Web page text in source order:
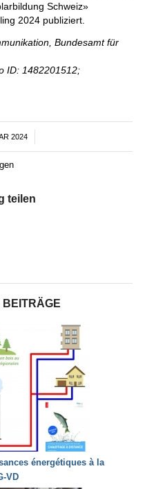
Schweiz»
2024 publiziert.
Bundesamt für
ID: 1482201512;
2024
teilen
énergétiques à la
VD